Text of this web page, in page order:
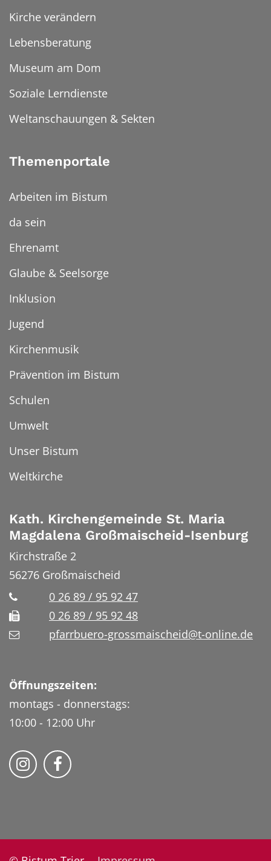
Kirche verändern
Lebensberatung
Museum am Dom
Soziale Lerndienste
Weltanschauungen & Sekten
Themenportale
Arbeiten im Bistum
da sein
Ehrenamt
Glaube & Seelsorge
Inklusion
Jugend
Kirchenmusik
Prävention im Bistum
Schulen
Umwelt
Unser Bistum
Weltkirche
Kath. Kirchengemeinde St. Maria
Magdalena Großmaischeid-Isenburg
Kirchstraße 2
56276 Großmaischeid
0 26 89 / 95 92 47
0 26 89 / 95 92 48
pfarrbuero-grossmaischeid@t-online.de
Öffnungszeiten:
montags - donnerstags:
10:00 - 12:00 Uhr
Folge uns auf Instragram
Fogle uns auf Facebook